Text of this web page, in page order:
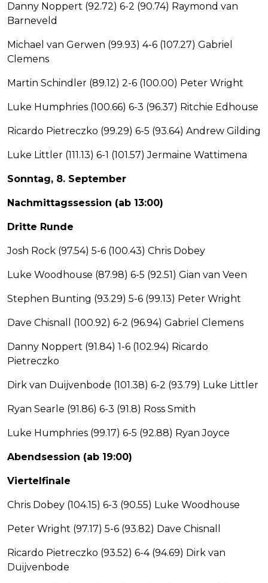
Danny Noppert (92.72) 6-2 (90.74) Raymond van
Barneveld
Michael van Gerwen (99.93) 4-6 (107.27) Gabriel
Clemens
Martin Schindler (89.12) 2-6 (100.00) Peter Wright
Luke Humphries (100.66) 6-3 (96.37) Ritchie Edhouse
Ricardo Pietreczko (99.29) 6-5 (93.64) Andrew Gilding
Luke Littler (111.13) 6-1 (101.57) Jermaine Wattimena
Sonntag, 8. September
Nachmittagssession (ab 13:00)
Dritte Runde
Josh Rock (97.54) 5-6 (100.43) Chris Dobey
Luke Woodhouse (87.98) 6-5 (92.51) Gian van Veen
Stephen Bunting (93.29) 5-6 (99.13) Peter Wright
Dave Chisnall (100.92) 6-2 (96.94) Gabriel Clemens
Danny Noppert (91.84) 1-6 (102.94) Ricardo
Pietreczko
Dirk van Duijvenbode (101.38) 6-2 (93.79) Luke Littler
Ryan Searle (91.86) 6-3 (91.8) Ross Smith
Luke Humphries (99.17) 6-5 (92.88) Ryan Joyce
Abendsession (ab 19:00)
Viertelfinale
Chris Dobey (104.15) 6-3 (90.55) Luke Woodhouse
Peter Wright (97.17) 5-6 (93.82) Dave Chisnall
Ricardo Pietreczko (93.52) 6-4 (94.69) Dirk van
Duijvenbode